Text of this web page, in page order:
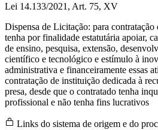
Lei 14.133/2021, Art. 75, XV
Dispensa de Licitação: para
tenha por finalidade estatutária apoiar,
de ensino, pesquisa, extensão,
científico e tecnológico e estímulo à
administrativa e financeiramente essas
contratação de instituição dedicada à
presa, desde que o contratado tenha
profissional e não tenha fins lucrativos
Links do sistema de origem e do